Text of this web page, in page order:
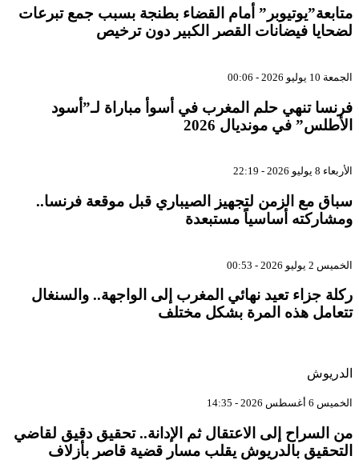
متابعة”يوتيوبر” أمام القضاء بطنجة بسبب جمع تبرعات
لضحايا فيضانات القصر الكبير دون ترخيص
الجمعة 10 يوليو 2026 - 00:06
فرنسا تنهي حلم المغرب في أسوأ مباراة لـ”أسود
الأطلس” في مونديال 2026
الأربعاء 8 يوليو 2026 - 22:19
سباق مع الزمن لتجهيز الصيباري قبل موقعة فرنسا..
ومشاركته أساسياً مستبعدة
الخميس 2 يوليو 2026 - 00:53
ركلة جزاء تعيد نهائي المغرب إلى الواجهة.. والسنغال
تتعامل هذه المرة بشكل مختلف
الدريوش
الخميس 6 أغسطس 2026 - 14:35
من السراح إلى الاعتقال ثم الإدانة.. تحقيق دقيق لقاضي
التحقيق بالدريوش يقلب مسار قضية قاصر بأزلاف